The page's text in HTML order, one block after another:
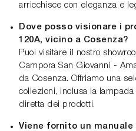
arricchisce con eleganza e
Dove posso visionare i
120A, vicino a Cosenza?
Puoi visitare il nostro
Campora San Giovanni -
da Cosenza. Offriamo una
collezioni, inclusa la
diretta dei prodotti.
Viene fornito un